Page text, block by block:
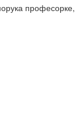
професорке,